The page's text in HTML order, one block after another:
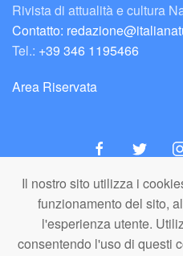
Il nostro sito utilizza i
funzionamento del sito,
l'esperienza utente.
consentendo l'uso di questi
Rivista di attualità e cultura
Contatto:
Tel.: +39 346 1195466
Area Riservata
italiaNATURISTA
Editore e Redazione
A.N.ITA. Associazione
C.F. 80203710159